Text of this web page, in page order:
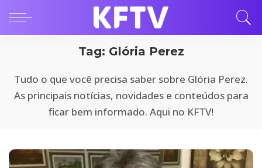
Tag: Glória Perez
Tudo o que você precisa saber sobre Glória Perez.
As principais notícias, novidades e conteúdos para
ficar bem informado. Aqui no KFTV!